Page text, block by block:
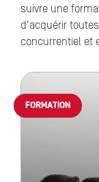
suivre une
d'acquérir
concurrentiel et
FORMATION